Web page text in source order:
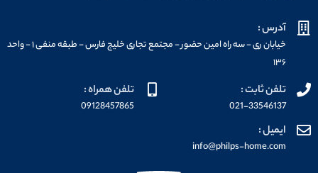
آدرس :
خیابان ری - سه راه امین حضور - مجتمع تجاری خلیج فارس - طبقه منفی ۱ - واحد
۱۳۶
تلفن ثابت :
021-33546137
تلفن همراه :
09128457865
ایمیل :
info@philps-home.com